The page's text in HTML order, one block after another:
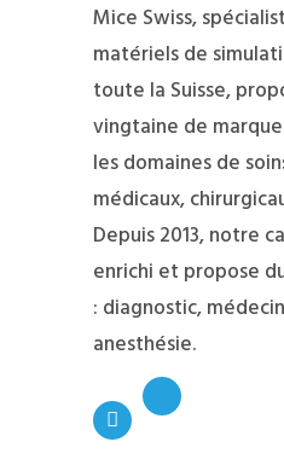
Mice Swiss,
matériels de
toute la Suisse,
vingtaine de
les domaines de
médicaux,
Depuis 2013, notre
enrichi et propose
: diagnostic,
anesthésie.